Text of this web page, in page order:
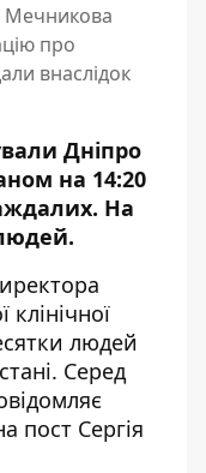
Мечникова
про
внаслідок
Дніпро
на 14:20
На
людей
Серед
пост Сергія